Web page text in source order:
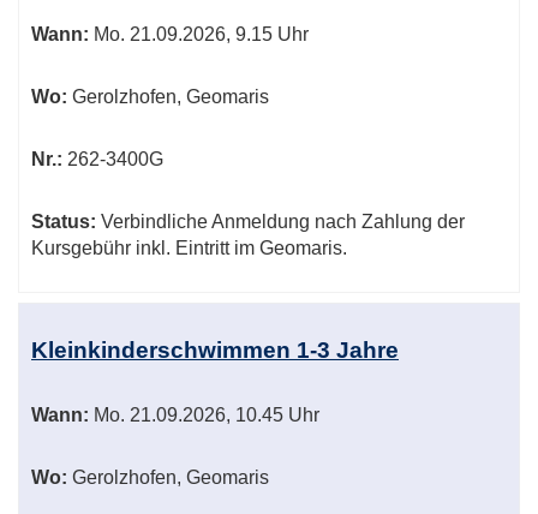
Wann: Mo. 21.09.2026, 9.15 Uhr
Wo: Gerolzhofen, Geomaris
Nr.: 262-3400G
Status: Verbindliche Anmeldung nach Zahlung der
Kursgebühr inkl. Eintritt im Geomaris.
Kleinkinderschwimmen 1-3 Jahre
Wann: Mo. 21.09.2026, 10.45 Uhr
Wo: Gerolzhofen, Geomaris